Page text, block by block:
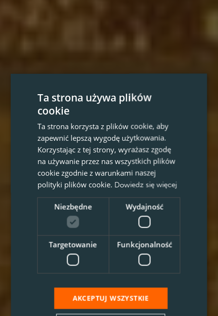
Ta strona używa plików
cookie
Ta strona korzysta z plików cookie, aby
zapewnić lepszą wygodę użytkowania.
Korzystając z tej strony, wyrażasz zgodę
na używanie przez nas wszystkich plików
cookie zgodnie z warunkami naszej
polityki plików cookie. Dowiedz się więcej
Niezbędne Wydajność
Targetowanie Funkcjonalność
AKCEPTUJ WSZYSTKIE